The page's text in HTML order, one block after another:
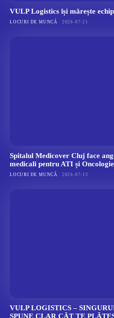
VULP Logistics își mărește
LOCURI DE MUNCĂ 2026-07-21
Spitalul Medicover Cluj face
medicali pentru ATI și Oncologie
LOCURI DE MUNCĂ 2026-07-13
VULP LOGISTICS –
SPUNE CLAR CÂT TE